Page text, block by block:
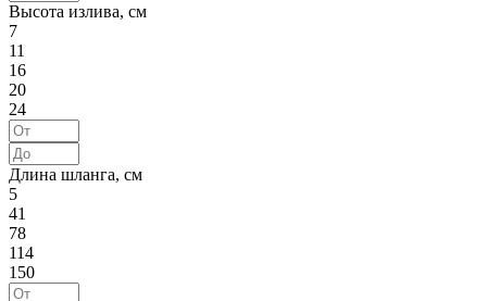
Высота излива, см
7
11
16
20
24
Длина шланга, см
5
41
78
114
150